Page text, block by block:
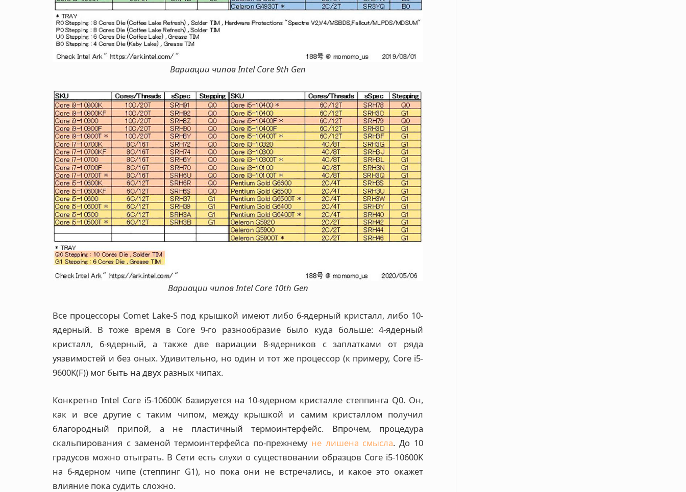
Вариации чипов Intel Core 9th Gen
Вариации чипов Intel Core 10th Gen
Все процессоры Comet Lake-S под крышкой имеют либо 6-ядерный кристалл, либо 10-
ядерный. В тоже время в Core 9-го разнообразие было куда больше: 4-ядерный
кристалл, 6-ядерный, а также две вариации 8-ядерников с заплатками от ряда
уязвимостей и без оных. Удивительно, но один и тот же процессор (к примеру, Core i5-
9600K(F)) мог быть на двух разных чипах.
Конкретно Intel Core i5-10600K базируется на 10-ядерном кристалле степпинга Q0. Он,
как и все другие с таким чипом, между крышкой и самим кристаллом получил
благородный припой, а не пластичный термоинтерфейс. Впрочем, процедура
скальпирования с заменой термоинтерфейса по-прежнему не лишена смысла. До 10
градусов можно отыграть. В Сети есть слухи о существовании образцов Core i5-10600K
на 6-ядерном чипе (степпинг G1), но пока они не встречались, и какое это окажет
влияние пока судить сложно.